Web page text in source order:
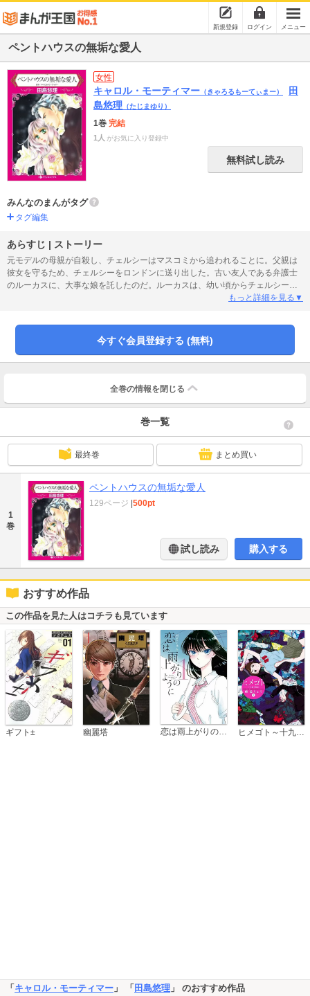
新規登録 ログイン メニュー
ペントハウスの無垢な愛人
女性
キャロル・モーティマー （きゃろるもーてぃまー）
田
島悠理 （たじまゆり）
1巻 完結
1人 がお気に入り登録中
無料試し読み
みんなのまんがタグ
タグ編集
あらすじ | ストーリー
元モデルの母親が自殺し、チェルシーはマスコミから追われることに。父親は
彼女を守るため、チェルシーをロンドンに送り出した。古い友人である弁護士
のルーカスに、大事な娘を託したのだ。ルーカスは、幼い頃からチェルシーに
とって憧れの人だった。彼のペントハウスに身を寄せ、寝食をともにするよう
んて眼中にないのね。さらに彼には同僚の恋人がいることを知るが、チェルシ
もっと詳細を見る▼
今すぐ会員登録する (無料)
全巻の情報を 閉じる
巻一覧
最終巻 まとめ買い
1
巻
ペントハウスの無垢な愛人
129ページ 500pt
試し読み 購入する
おすすめ作品
この作品を見た人はコチラも見ています
ギフト± 幽麗塔 恋は雨上がりのように
「 キャロル・モーティマー 」 「 田島悠理 」 のおすすめ作品